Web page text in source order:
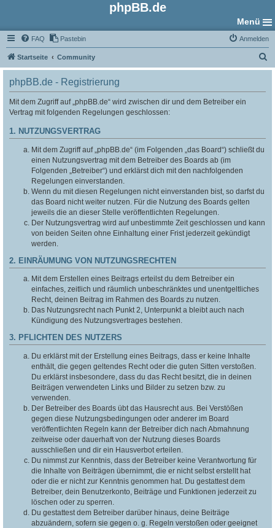
phpBB.de
Menü
FAQ Pastebin Anmelden
Startseite Community
u
phpBB.de - Registrierung
Mit dem Zugriff auf „phpBB.de“ wird zwischen dir und dem Betreiber ein
Vertrag mit folgenden Regelungen geschlossen:
1. NUTZUNGSVERTRAG
Mit dem Zugriff auf „phpBB.de“ (im Folgenden „das Board“) schließt du
einen Nutzungsvertrag mit dem Betreiber des Boards ab (im
Folgenden „Betreiber“) und erklärst dich mit den nachfolgenden
Regelungen einverstanden.
Wenn du mit diesen Regelungen nicht einverstanden bist, so darfst du
das Board nicht weiter nutzen. Für die Nutzung des Boards gelten
jeweils die an dieser Stelle veröffentlichten Regelungen.
Der Nutzungsvertrag wird auf unbestimmte Zeit geschlossen und kann
von beiden Seiten ohne Einhaltung einer Frist jederzeit gekündigt
werden.
2. EINRÄUMUNG VON NUTZUNGSRECHTEN
Mit dem Erstellen eines Beitrags erteilst du dem Betreiber ein
einfaches, zeitlich und räumlich unbeschränktes und unentgeltliches
Recht, deinen Beitrag im Rahmen des Boards zu nutzen.
Das Nutzungsrecht nach Punkt 2, Unterpunkt a bleibt auch nach
Kündigung des Nutzungsvertrages bestehen.
3. PFLICHTEN DES NUTZERS
Du erklärst mit der Erstellung eines Beitrags, dass er keine Inhalte
enthält, die gegen geltendes Recht oder die guten Sitten verstoßen.
Du erklärst insbesondere, dass du das Recht besitzt, die in deinen
Beiträgen verwendeten Links und Bilder zu setzen bzw. zu
verwenden.
Der Betreiber des Boards übt das Hausrecht aus. Bei Verstößen
gegen diese Nutzungsbedingungen oder anderer im Board
veröffentlichten Regeln kann der Betreiber dich nach Abmahnung
zeitweise oder dauerhaft von der Nutzung dieses Boards
ausschließen und dir ein Hausverbot erteilen.
Du nimmst zur Kenntnis, dass der Betreiber keine Verantwortung für
die Inhalte von Beiträgen übernimmt, die er nicht selbst erstellt hat
oder die er nicht zur Kenntnis genommen hat. Du gestattest dem
Betreiber, dein Benutzerkonto, Beiträge und Funktionen jederzeit zu
löschen oder zu sperren.
Du gestattest dem Betreiber darüber hinaus, deine Beiträge
abzuändern, sofern sie gegen o. g. Regeln verstoßen oder geeignet